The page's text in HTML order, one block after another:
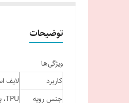
توضیحات
ویژگی‌ها
کاربرد
لایف
جنس رویه
TPU، پارچه و چرم مصنوعی